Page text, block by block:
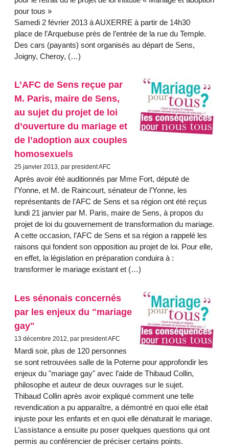
pour tous »
Samedi 2 février 2013 à AUXERRE à partir de 14h30
place de l’Arquebuse près de l’entrée de la rue du Temple.
Des cars (payants) sont organisés au départ de Sens,
Joigny, Cheroy, (…)
L’AFC de Sens reçue par
M. Paris, maire de Sens,
au sujet du projet de loi
d’ouverture du mariage et
de l’adoption aux couples
homosexuels
25 janvier 2013, par president AFC
Après avoir été auditionnés par Mme Fort, député de
l’Yonne, et M. de Raincourt, sénateur de l’Yonne, les
représentants de l’AFC de Sens et sa région ont été reçus
lundi 21 janvier par M. Paris, maire de Sens, à propos du
projet de loi du gouvernement de transformation du mariage.
A cette occasion, l’AFC de Sens et sa région a rappelé les
raisons qui fondent son opposition au projet de loi. Pour elle,
en effet, la législation en préparation conduira à :
transformer le mariage existant et (…)
Les sénonais concernés
par les enjeux du "mariage
gay"
13 décembre 2012, par president AFC
Mardi soir, plus de 120 personnes
se sont retrouvées salle de la Poterne pour approfondir les
enjeux du "mariage gay" avec l’aide de Thibaud Collin,
philosophe et auteur de deux ouvrages sur le sujet.
Thibaud Collin après avoir expliqué comment une telle
revendication a pu apparaître, a démontré en quoi elle était
injuste pour les enfants et en quoi elle dénaturait le mariage.
L’assistance a ensuite pu poser quelques questions qui ont
permis au conférencier de préciser certains points.